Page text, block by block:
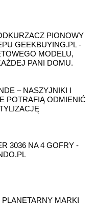
PIONOWY
GEEKBUYING.PL -
MODELU,
PANI DOMU.
– NASZYJNIKI I
POTRAFIĄ ODMIENIĆ
3036 NA 4 GOFRY -
MARKI